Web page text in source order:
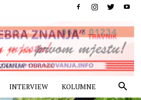
INTERVIEW KOLUMNE